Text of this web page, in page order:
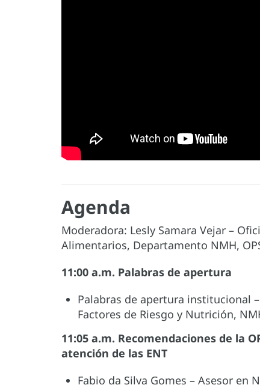
Agenda
Moderadora: Lesly Samara Vejar –
Alimentarios, Departamento NMH,
11:00 a.m. Palabras de apertura
Palabras de apertura institucional
Factores de Riesgo y Nutrición,
11:05 a.m. Recomendaciones de la
atención de las ENT
Fabio da Silva Gomes – Asesor en